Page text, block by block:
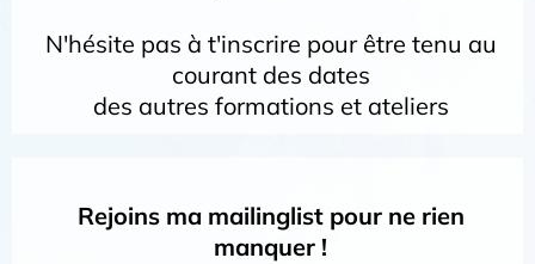
N'hésite pas à t'inscrire pour être tenu au
courant des dates
des autres formations et ateliers
Rejoins ma mailinglist pour ne rien
manquer !